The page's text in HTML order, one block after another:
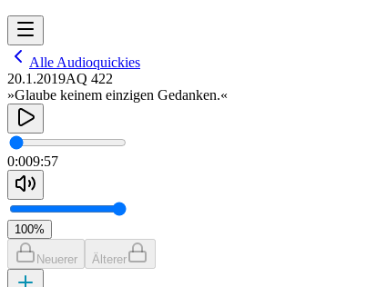
Alle Audioquickies
20.1.2019AQ 422
»Glaube keinem einzigen Gedanken.«
0:009:57
100%
Neuerer Älterer